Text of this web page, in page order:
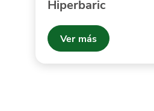
Hiperbaric
Ver más